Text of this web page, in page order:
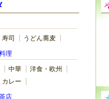
寿司 うどん蕎麦
理
中華
洋食・欧州
カレー
店